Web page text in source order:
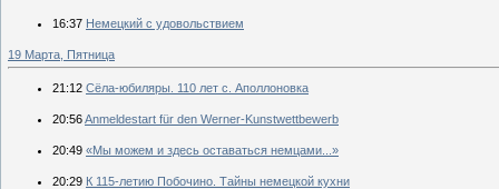
16:37 Немецкий с удовольствием
19 Марта, Пятница
21:12 Сёла-юбиляры. 110 лет с. Аполлоновка
20:56Anmeldestart für den Werner-Kunstwettbewerb
20:49 «Мы можем и здесь оставаться немцами...»
20:29 К 115-летию Побочино. Тайны немецкой кухни